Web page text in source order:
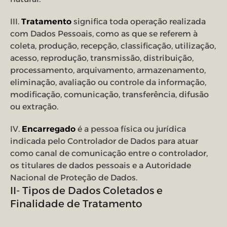
III. Tratamento significa toda operação realizada
com Dados Pessoais, como as que se referem à
coleta, produção, recepção, classificação, utilização,
acesso, reprodução, transmissão, distribuição,
processamento, arquivamento, armazenamento,
eliminação, avaliação ou controle da informação,
modificação, comunicação, transferência, difusão
ou extração.
IV. Encarregado é a pessoa física ou jurídica
indicada pelo Controlador de Dados para atuar
como canal de comunicação entre o controlador,
os titulares de dados pessoais e a Autoridade
Nacional de Proteção de Dados.
II- Tipos de Dados Coletados e
Finalidade de Tratamento